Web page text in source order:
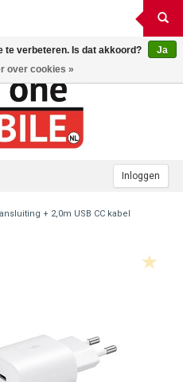
Inloggen
+ 2,0m USB CC kabel
te verbeteren. Is dat akkoord?
Ja
over cookies »